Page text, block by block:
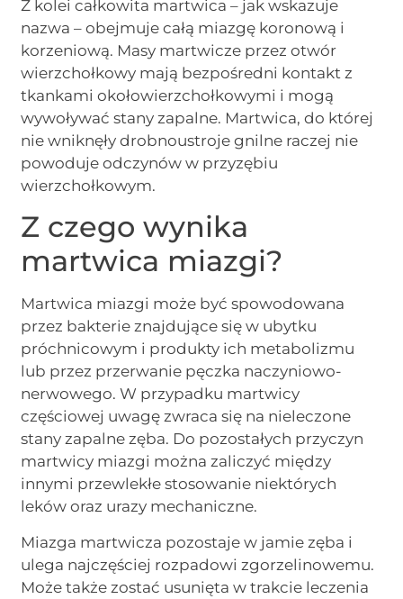
Z kolei całkowita martwica – jak wskazuje
nazwa – obejmuje całą miazgę koronową i
korzeniową. Masy martwicze przez otwór
wierzchołkowy mają bezpośredni kontakt z
tkankami okołowierzchołkowymi i mogą
wywoływać stany zapalne. Martwica, do której
nie wniknęły drobnoustroje gnilne raczej nie
powoduje odczynów w przyzębiu
wierzchołkowym.
Z czego wynika
martwica miazgi?
Martwica miazgi może być spowodowana
przez bakterie znajdujące się w ubytku
próchnicowym i produkty ich metabolizmu
lub przez przerwanie pęczka naczyniowo-
nerwowego. W przypadku martwicy
częściowej uwagę zwraca się na nieleczone
stany zapalne zęba. Do pozostałych przyczyn
martwicy miazgi można zaliczyć między
innymi przewlekłe stosowanie niektórych
leków oraz urazy mechaniczne.
Miazga martwicza pozostaje w jamie zęba i
ulega najczęściej rozpadowi zgorzelinowemu.
Może także zostać usunięta w trakcie leczenia